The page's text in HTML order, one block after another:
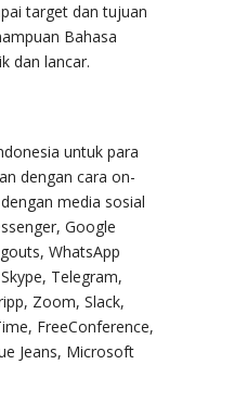
target dan tujuan
Bahasa
dan lancar.
untuk para
dengan cara on-
media sosial
Google
WhatsApp
Telegram,
Zoom, Slack,
FreeConference,
Jeans, Microsoft